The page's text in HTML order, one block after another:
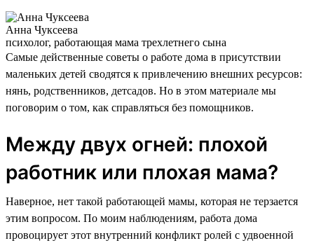
Анна Чуксеева
психолог, работающая мама трехлетнего сына
Самые действенные советы о работе дома в присутствии
маленьких детей сводятся к привлечению внешних ресурсов:
нянь, родственников, детсадов. Но в этом материале мы
поговорим о том, как справляться без помощников.
Между двух огней: плохой
работник или плохая мама?
Наверное, нет такой работающей мамы, которая не терзается
этим вопросом. По моим наблюдениям, работа дома
провоцирует этот внутренний конфликт ролей с удвоенной